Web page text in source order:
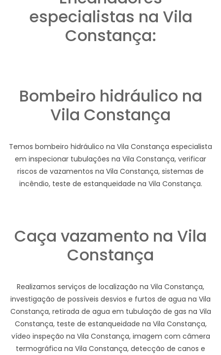
especialistas na Vila
Constança:
Bombeiro hidráulico na
Vila Constança
Temos bombeiro hidráulico na Vila Constança especialista
em inspecionar tubulações na Vila Constança, verificar
riscos de vazamentos na Vila Constança, sistemas de
incêndio, teste de estanqueidade na Vila Constança.
Caça vazamento na Vila
Constança
Realizamos serviços de localização na Vila Constança,
investigação de possíveis desvios e furtos de agua na Vila
Constança, retirada de agua em tubulação de gas na Vila
Constança, teste de estanqueidade na Vila Constança,
vídeo inspeção na Vila Constança, imagem com câmera
termográfica na Vila Constança, detecção de canos e